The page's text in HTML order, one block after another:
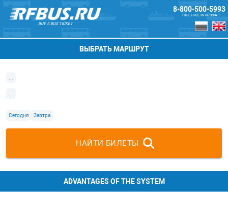
BUY A BUS TICKET
8-800-500-5993
TOLL-FREE IN RUSSIA
ВЫБРАТЬ МАРШРУТ
Сегодня Завтра
НАЙТИ БИЛЕТЫ
ADVANTAGES OF THE SYSTEM